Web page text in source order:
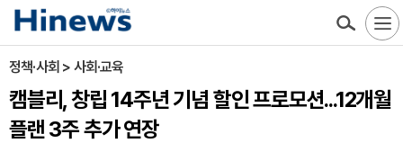
정책·사회 > 사회·교육
캠블리, 창립 14주년 기념 할인 프로모션...12개월
플랜 3주 추가 연장